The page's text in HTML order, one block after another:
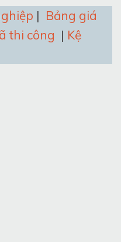
| Bảng giá
thi công | Kệ